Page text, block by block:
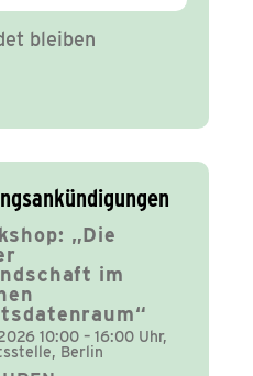
bleiben
„Die
im
10:00 – 16:00 Uhr,
Berlin